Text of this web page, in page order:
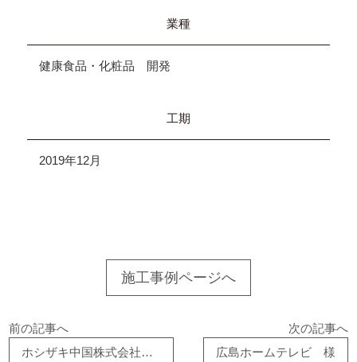
業種
健康食品・化粧品 開発
工期
2019年12月
施工事例ページへ
前の記事へ
ホシザキ中国株式会社 三原営業所 様
次の記事へ
広島ホームテレビ 様